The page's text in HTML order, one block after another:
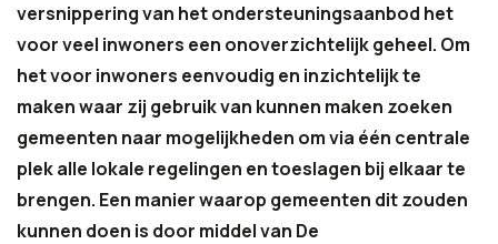
versnippering van het ondersteuningsaanbod het
voor veel inwoners een onoverzichtelijk geheel. Om
het voor inwoners eenvoudig en inzichtelijk te
maken waar zij gebruik van kunnen maken zoeken
gemeenten naar mogelijkheden om via één centrale
plek alle lokale regelingen en toeslagen bij elkaar te
brengen. Een manier waarop gemeenten dit zouden
kunnen doen is door middel van De